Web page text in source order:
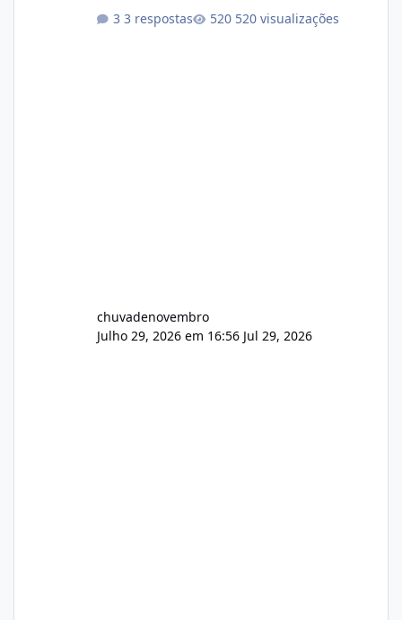
3 respostas 520 visualizações
chuvadenovembro
Julho 29, 2026 em 16:56 Jul 29, 2026